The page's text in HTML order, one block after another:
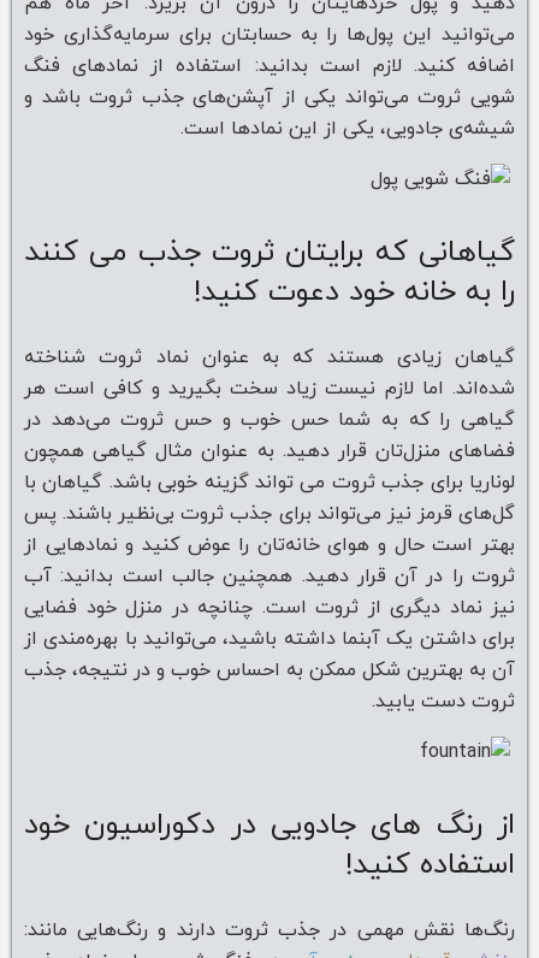
می‌توانید این پول‌ها را به حسابتان برای سرمایه‌گذاری خود
اضافه کنید. لازم است بدانید: استفاده از نمادهای فنگ
شویی ثروت می‌تواند یکی از آپشن‌های جذب ثروت باشد و
شیشه‌ی جادویی، یکی از این نمادها است.
گیاهانی که برایتان ثروت جذب می کنند
را به خانه خود دعوت کنید!
گیاهان زیادی هستند که به عنوان نماد ثروت شناخته
شده‌اند. اما لازم نیست زیاد سخت بگیرید و کافی است هر
گیاهی را که به شما حس خوب و حس ثروت می‌دهد در
فضاهای منزل‌تان قرار دهید. به عنوان مثال گیاهی همچون
لوناریا برای جذب ثروت می تواند گزینه خوبی باشد. گیاهان با
گل‌های قرمز نیز می‌تواند برای جذب ثروت بی‌نظیر باشند. پس
بهتر است حال و هوای خانه‌تان را عوض کنید و نمادهایی از
ثروت را در آن قرار دهید. همچنین جالب است بدانید: آب
نیز نماد دیگری از ثروت است. چنانچه در منزل خود فضایی
برای داشتن یک آبنما داشته باشید، می‌توانید با بهره‌مندی از
آن به بهترین شکل ممکن به احساس خوب و در نتیجه، جذب
ثروت دست یابید.
از رنگ های جادویی در دکوراسیون خود
استفاده کنید!
رنگ‌ها نقش مهمی در جذب ثروت دارند و رنگ‌هایی مانند: